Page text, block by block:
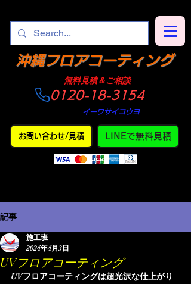
​沖縄フロアコーティング
​無料見積＆ご相談
0120-18-3154
イーワサイコウヨ
お問い合わせ/見積 LINEで無料見積
記事
UVフロアコーティング
施工班
2024年4月3日
UVフロアコーティングは超光沢な仕上がり